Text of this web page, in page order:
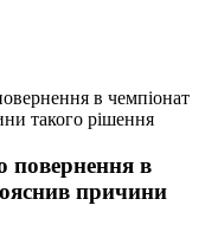
в чемпіонат
такого рішення
повернення в
причини